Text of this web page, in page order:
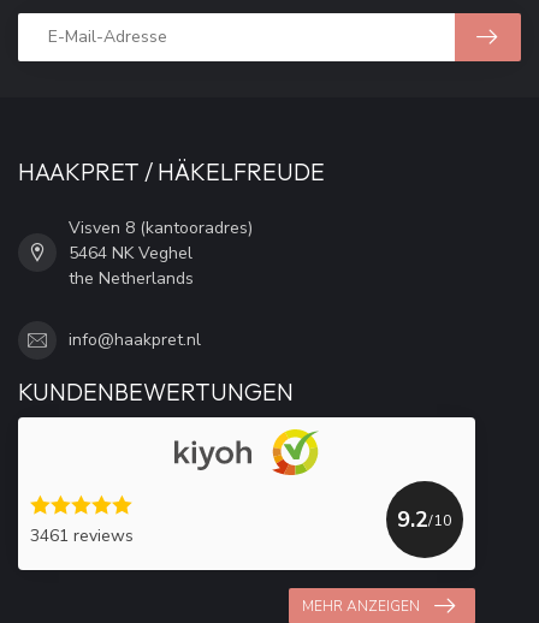
HAAKPRET / HÄKELFREUDE
Visven 8 (kantooradres)
5464 NK Veghel
the Netherlands
info@haakpret.nl
KUNDENBEWERTUNGEN
3461 reviews
9.2/10
MEHR ANZEIGEN